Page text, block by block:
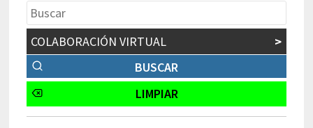
COLABORACIÓN VIRTUAL >